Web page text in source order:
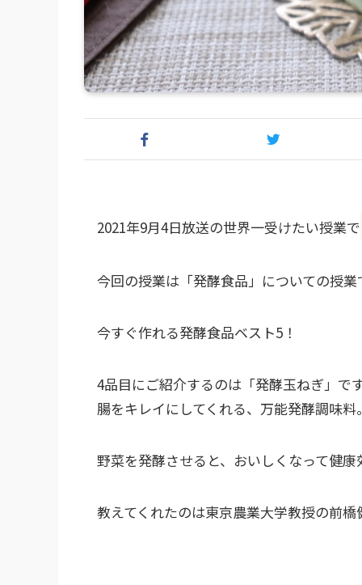
2021年9月4日放送の世界一受けたい授業で
今回の授業は「発酵食品」についての授業
今すぐ作れる発酵食品ベスト5！
4品目にご紹介するのは「発酵玉ねぎ」で
腸をキレイにしてくれる、万能発酵調味料
野菜を発酵させると、おいしくなって健
教えてくれたのは東京農業大学教授の前橋